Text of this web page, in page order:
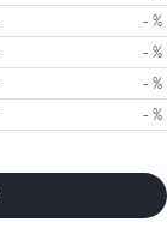
- %
- %
- %
- %